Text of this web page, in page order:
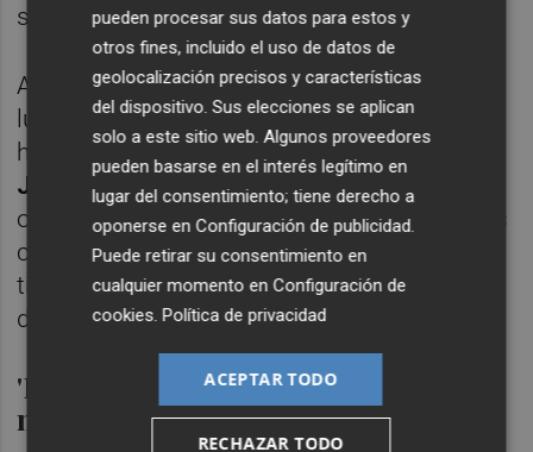
soluciones para todo".
Al frente de una asociación sin ánimo de
lucro de Mallorca que ayuda a nacionales de
habla inglesa en sus trámites, la londinense
Jackie Coddha constatado "angustia" al
obtener el NIE y en los asuntos relacionados
con la prestación sanitaria, que no obstante
tienen garantizada los residentes a 31 de
diciembre de 2020.
'Los Golondrinas', un viaje cada vez
más difícil
pueden procesar sus datos para estos y
otros fines, incluido el uso de datos de
geolocalización precisos y características
del dispositivo. Sus elecciones se aplican
solo a este sitio web. Algunos proveedores
pueden basarse en el interés legítimo en
lugar del consentimiento; tiene derecho a
oponerse enConfiguración de publicidad.
Puede retirar su consentimiento en
cualquier momento enConfiguración de
cookies.Política de privacidad
ACEPTAR TODO
RECHAZAR TODO